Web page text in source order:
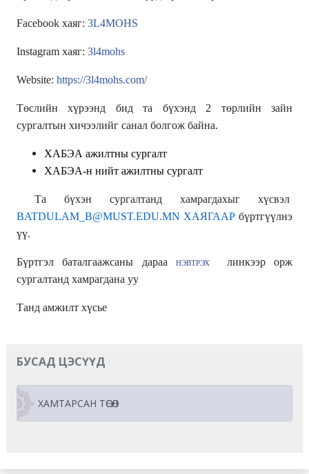
Facebook хаяг: 3L4MOHS
Instagram хаяг: 3l4mohs
Website: https://3l4mohs.com/
Төслийн хүрээнд бид та бүхэнд 2 төрлийн зайн
сургалтын хичээлийг санал болгож байна.
ХАБЭА ажилтны сургалт
ХАБЭА-н нийт ажилтны сургалт
Та бүхэн сургалтанд хамрагдахыг хүсвэл
BATDULAM_B@MUST.EDU.MN ХАЯГААР бүртгүүлнэ
үү.
Бүртгэл баталгаажсаны дараа НЭВТРЭХ
линкээр орж
сургалтанд хамрагдана уу
Танд амжилт хүсье
БУСАД ЦЭСҮҮД
ХАМТАРСАН ТӨСӨЛ